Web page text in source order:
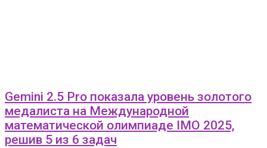
Gemini 2.5 Pro показала уровень золотого
медалиста на Международной
математической олимпиаде IMO 2025,
решив 5 из 6 задач